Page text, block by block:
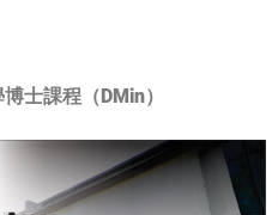
士課程（DMin）